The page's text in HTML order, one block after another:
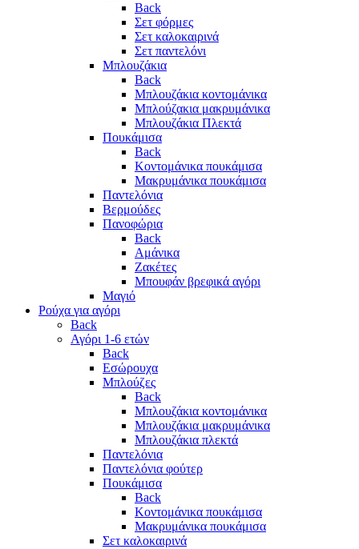
Back
Σετ φόρμες
Σετ καλοκαιρινά
Σετ παντελόνι
Μπλουζάκια
Back
Μπλουζάκια κοντομάνικα
Μπλούζακια μακρυμάνικα
Μπλουζάκια Πλεκτά
Πουκάμισα
Back
Κοντομάνικα πουκάμισα
Μακρυμάνικα πουκάμισα
Παντελόνια
Βερμούδες
Πανοφώρια
Back
Αμάνικα
Ζακέτες
Μπουφάν βρεφικά αγόρι
Μαγιό
Ρούχα για αγόρι
Back
Αγόρι 1-6 ετών
Back
Εσώρουχα
Μπλούζες
Back
Μπλουζάκια κοντομάνικα
Μπλουζάκια μακρυμάνικα
Μπλουζάκια πλεκτά
Παντελόνια
Παντελόνια φούτερ
Πουκάμισα
Back
Κοντομάνικα πουκάμισα
Μακρυμάνικα πουκάμισα
Σετ καλοκαιρινά